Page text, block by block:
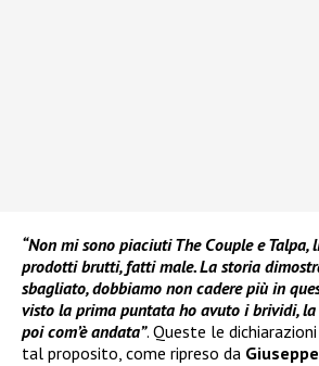
“Non mi sono piaciuti The Couple e
prodotti brutti, fatti male. La storia
sbagliato, dobbiamo non cadere più in
visto la prima puntata ho avuto i brividi, la
poi com’è andata”. Queste le dichiarazioni
tal proposito, come ripreso da